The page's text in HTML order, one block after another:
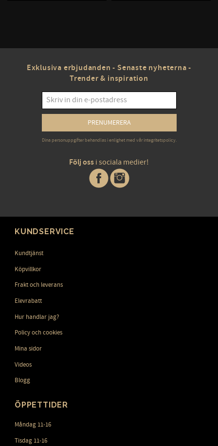
Exklusiva erbjudanden - Senaste nyheterna -
Trender & inspiration
PRENUMERERA
Dina personuppgifter behandlas i enlighet med vårintegritetspolicy.
Följ oss i sociala medier!
KUNDSERVICE
Kundtjänst
Köpvillkor
Frakt och leverans
Elevrabatt
Hur handlar jag?
Policy och cookies
Mina sidor
Videos
Blogg
ÖPPETTIDER
Måndag 11-16
Tisdag 11-16